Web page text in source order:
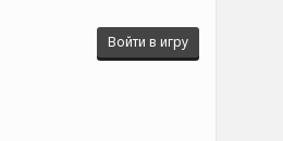
Войти в игру